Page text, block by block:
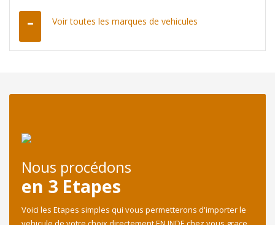
Voir toutes les marques de vehicules
Nous procédons
en 3 Etapes
Voici les Etapes simples qui vous permetterons d'importer le